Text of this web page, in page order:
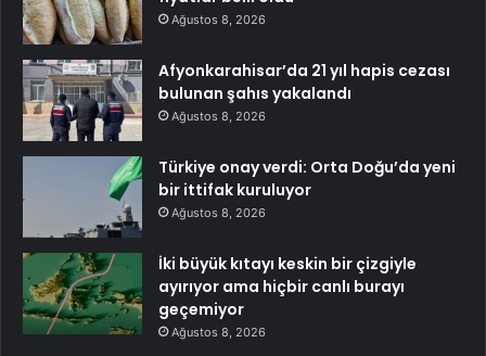
Ağustos 8, 2026
Afyonkarahisar’da 21 yıl hapis cezası
bulunan şahıs yakalandı
Ağustos 8, 2026
Türkiye onay verdi: Orta Doğu’da yeni
bir ittifak kuruluyor
Ağustos 8, 2026
İki büyük kıtayı keskin bir çizgiyle
ayırıyor ama hiçbir canlı burayı
geçemiyor
Ağustos 8, 2026